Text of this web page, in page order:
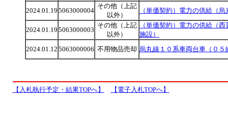
2024.01.19 5063000004
その他（上記
以外）
（単価契約）電力の供給（
2024.01.19 5063000003
その他（上記
以外）
（単価契約）電力の供給（
施設）
2024.01.12 5063000006 不用物品売却 烏丸線１０系車両台車（０５
【入札執行予定・結果TOPへ】 【電子入札TOPへ】